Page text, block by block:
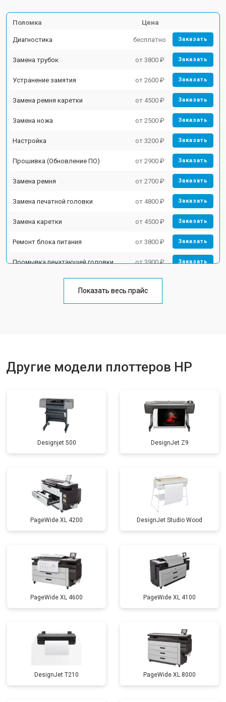
Поломка Цена
Диагностика бесплатно Заказать
Замена трубок от 3800 ₽ Заказать
Устранение замятия от 2600 ₽ Заказать
Замена ремня каретки от 4500 ₽ Заказать
Замена ножа от 2500 ₽ Заказать
Настройка от 3200 ₽ Заказать
Прошивка (Обновление ПО) от 2900 ₽ Заказать
Замена ремня от 2700 ₽ Заказать
Замена печатной головки от 4800 ₽ Заказать
Замена каретки от 4500 ₽ Заказать
Ремонт блока питания от 3800 ₽ Заказать
Промывка печатающей головки от 3900 ₽ Заказать
Показать весь прайс
Другие модели плоттеров HP
Designjet 500 DesignJet Z9
PageWide XL 4200 DesignJet Studio Wood
PageWide XL 4600 PageWide XL 4100
DesignJet T210 PageWide XL 8000